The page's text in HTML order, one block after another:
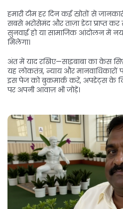
हमारी टीम हर दिन कई स्रोतों से
सबसे भरोसेमंद और ताज़ा डेटा प्राप्त
सुनवाई हो या सामाजिक आंदोलन में
मिलेगा।
अंत में याद रखिए—साइबाबा का केस
यह लोकतंत्र, न्याय और मानवाधिकारों
इस पेज को बुकमार्क करें, अपडेट्स के
पर अपनी आवाज़ भी जोड़ें।